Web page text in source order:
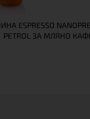
ESPRESSO
PETROL ЗА МЛЯНО